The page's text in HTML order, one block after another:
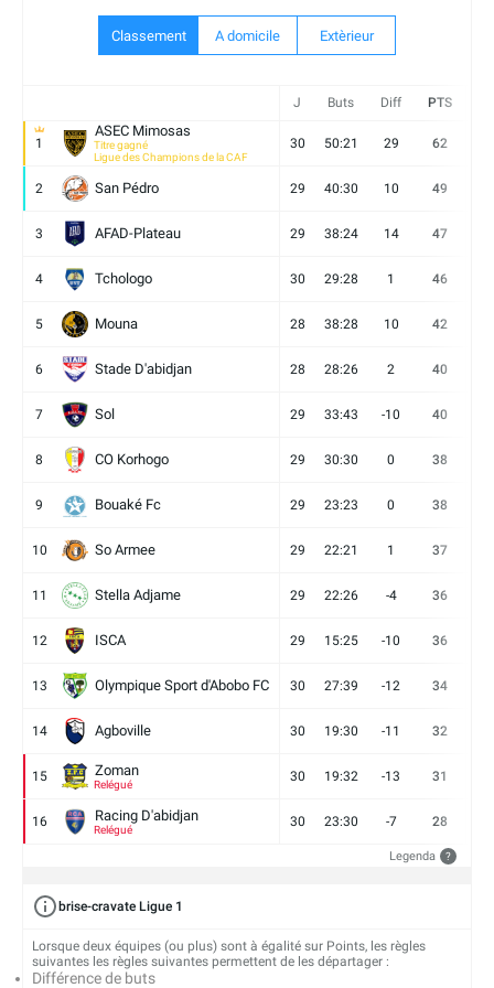
Classement A domicile Extèrieur
J Buts Diff PTS
1
ASEC Mimosas
Titre gagné
Ligue des Champions de la CAF
30 50:21 29 62
2 San Pédro 29 40:30 10 49
3 AFAD-Plateau 29 38:24 14 47
4 Tchologo 30 29:28 1 46
5 Mouna 28 38:28 10 42
6 Stade D'abidjan 28 28:26 2 40
7 Sol 29 33:43 -10 40
8 CO Korhogo 29 30:30 0 38
9 Bouaké Fc 29 23:23 0 38
10 So Armee 29 22:21 1 37
11 Stella Adjame 29 22:26 -4 36
12 ISCA 29 15:25 -10 36
13 Olympique Sport d'Abobo FC 30 27:39 -12 34
14 Agboville 30 19:30 -11 32
15 Zoman
Relégué
30 19:32 -13 31
16 Racing D'abidjan
Relégué
30 23:30 -7 28
Legenda ?
brise-cravate Ligue 1
Lorsque deux équipes (ou plus) sont à égalité sur Points, les règles
suivantes les règles suivantes permettent de les départager :
Différence de buts